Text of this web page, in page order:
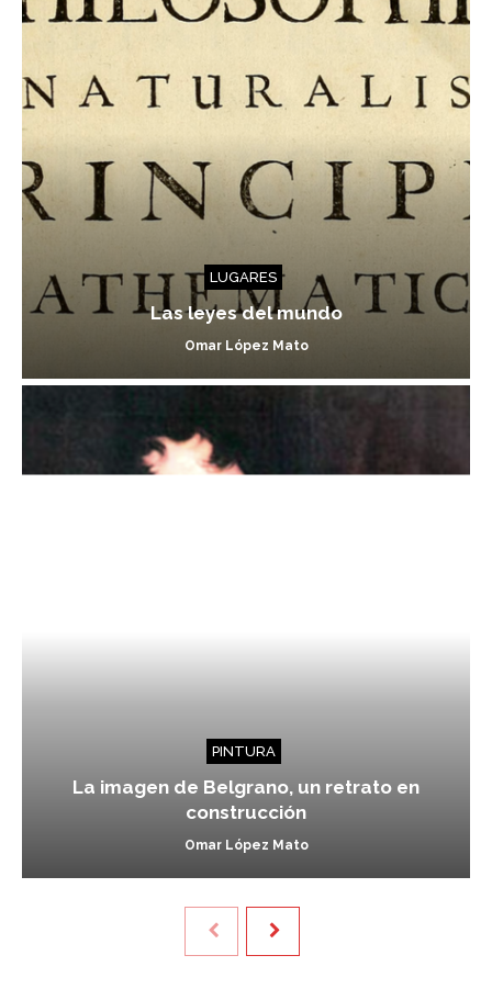
LUGARES
Las leyes del mundo
Omar López Mato
PINTURA
La imagen de Belgrano, un retrato en
construcción
Omar López Mato